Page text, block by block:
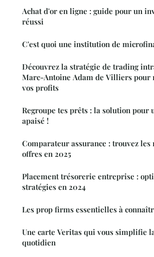
Achat d'or en ligne : guide pour un
réussi
C'est quoi une institution de
Découvrez la stratégie de trading
Marc-Antoine Adam de Villiers pour
vos profits
Regroupe tes prêts : la solution pour
apaisé !
Comparateur assurance : trouvez
offres en 2025
Placement trésorerie entreprise :
stratégies en 2024
Les prop firms essentielles à
Une carte Veritas qui vous simplifie
quotidien